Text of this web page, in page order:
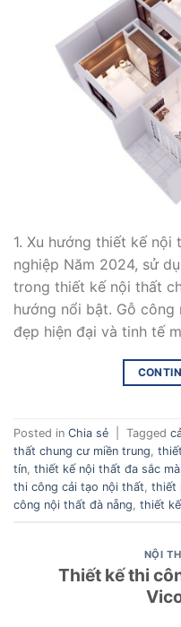
1. Xu hướng thiết kế
nghiệp Năm 2024, sử
trong thiết kế nội thất
hướng nổi bật. Gỗ
đẹp hiện đại và tinh tế
Posted in Chia sẻ Tagged
thất chung cư miền trung
tín thiết kế nội thất đa sắc
thi công cải tạo nội thất thiết
công nội thất đà nẵng thiết
NỘI
Thiết kế thi